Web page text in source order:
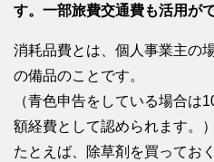
す。一部旅費交通費も活用が
消耗品費とは、個人事業主の
の備品のことです。
（青色申告をしている場合は
額経費として認められます。）
たとえば、除草剤を買ってお